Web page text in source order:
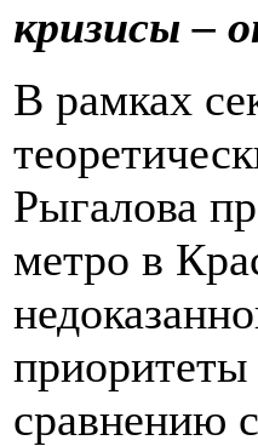
кризисы –
В рамках
Рыгалова
метро в
сравнению